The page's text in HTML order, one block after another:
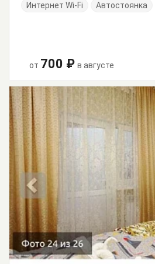
Интернет Wi-Fi Автостоянка
от 700 ₽ в августе